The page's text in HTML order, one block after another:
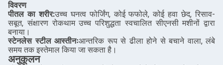
विवरण
पीतल का शरीर:उच्च घनत्व फोर्जिंग, कोई फफोले, कोई हवा छेद, रिसाव-
सबूत, संक्षारण रोकथाम उच्च परिशुद्धता स्वचालित सीएनसी मशीनों द्वारा
बनाया।
स्टेनलेस स्टील आस्तीनःआन्तरिक रूप से ढीला होने से बचाने वाला, लंबे
समय तक इस्तेमाल किया जा सकता है।
अनुकूलन